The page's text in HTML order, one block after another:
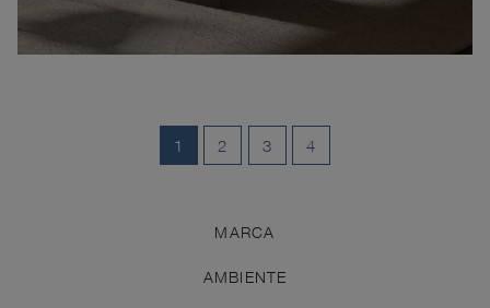
MARCA
AMBIENTE
1 2 3 4